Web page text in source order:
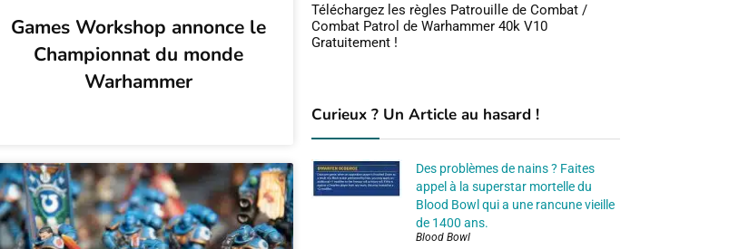
Games Workshop annonce le
Championnat du monde
Warhammer
Téléchargez les règles Patrouille de Combat /
Combat Patrol de Warhammer 40k V10
Gratuitement !
Curieux ? Un Article au hasard !
Des problèmes de nains ? Faites
appel à la superstar mortelle du
Blood Bowl qui a une rancune vieille
de 1400 ans.
Blood Bowl